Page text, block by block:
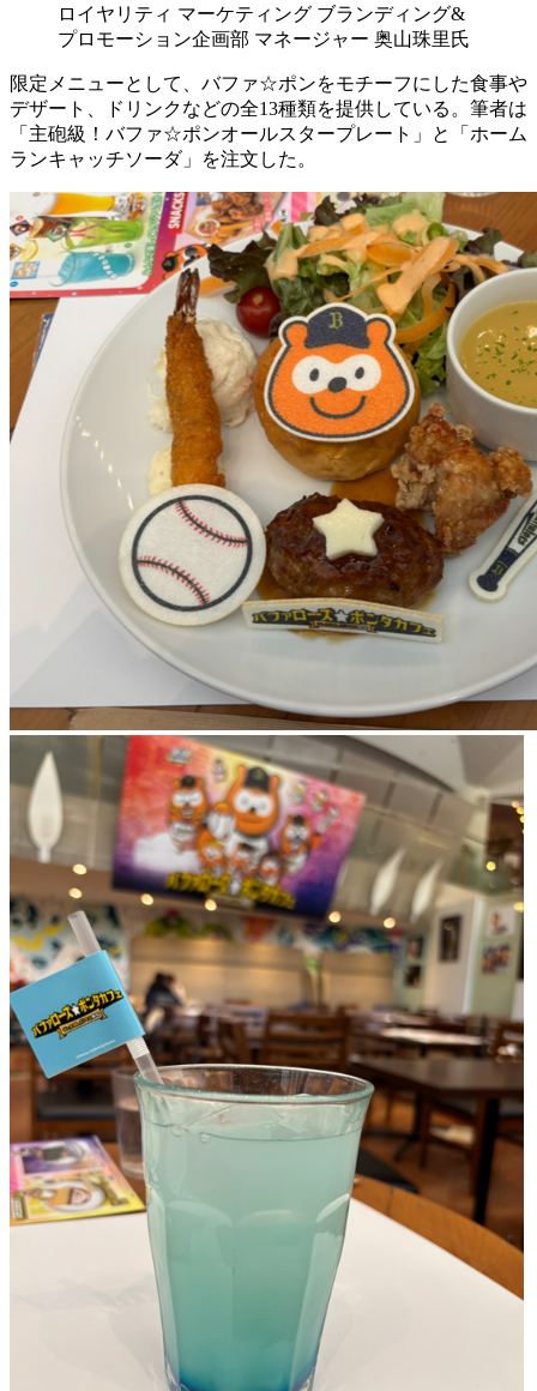
ロイヤリティ マーケティング ブランディング&
プロモーション企画部 マネージャー 奥山珠里氏
限定メニューとして、バファ☆ポンをモチーフにした食事や
デザート、ドリンクなどの全13種類を提供している。筆者は
「主砲級！バファ☆ポンオールスタープレート」と「ホーム
ランキャッチソーダ」を注文した。